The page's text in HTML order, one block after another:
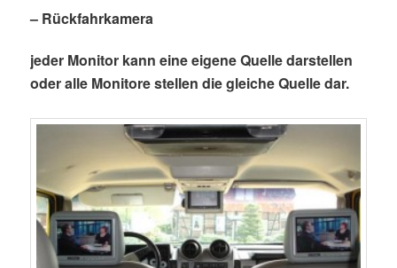
– Rückfahrkamera
jeder Monitor kann eine eigene Quelle darstellen
oder alle Monitore stellen die gleiche Quelle dar.